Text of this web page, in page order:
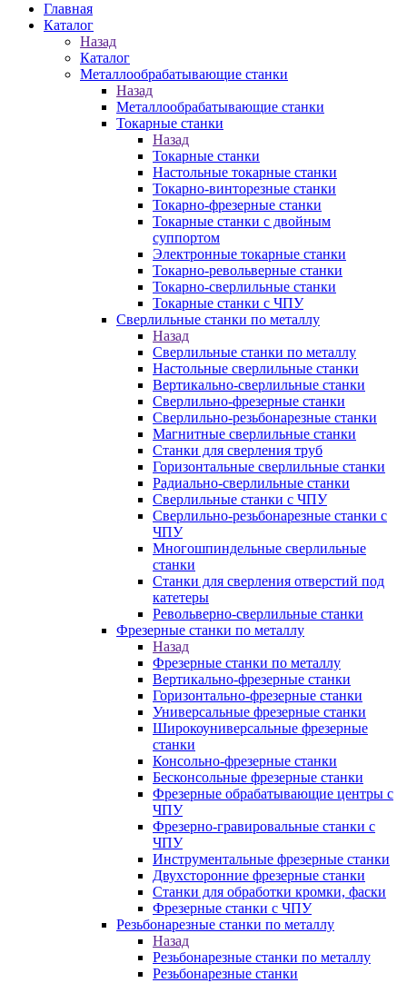
Главная
Каталог
Назад
Каталог
Металлообрабатывающие станки
Назад
Металлообрабатывающие станки
Токарные станки
Назад
Токарные станки
Настольные токарные станки
Токарно-винторезные станки
Токарно-фрезерные станки
Токарные станки с двойным
суппортом
Электронные токарные станки
Токарно-револьверные станки
Токарно-сверлильные станки
Токарные станки с ЧПУ
Сверлильные станки по металлу
Назад
Сверлильные станки по металлу
Настольные сверлильные станки
Вертикально-сверлильные станки
Сверлильно-фрезерные станки
Сверлильно-резьбонарезные станки
Магнитные сверлильные станки
Станки для сверления труб
Горизонтальные сверлильные станки
Радиально-сверлильные станки
Сверлильные станки с ЧПУ
Сверлильно-резьбонарезные станки с
ЧПУ
Многошпиндельные сверлильные
станки
Станки для сверления отверстий под
катетеры
Револьверно-сверлильные станки
Фрезерные станки по металлу
Назад
Фрезерные станки по металлу
Вертикально-фрезерные станки
Горизонтально-фрезерные станки
Универсальные фрезерные станки
Широкоуниверсальные фрезерные
станки
Консольно-фрезерные станки
Бесконсольные фрезерные станки
Фрезерные обрабатывающие центры с
ЧПУ
Фрезерно-гравировальные станки с
ЧПУ
Инструментальные фрезерные станки
Двухсторонние фрезерные станки
Станки для обработки кромки, фаски
Фрезерные станки с ЧПУ
Резьбонарезные станки по металлу
Назад
Резьбонарезные станки по металлу
Резьбонарезные станки